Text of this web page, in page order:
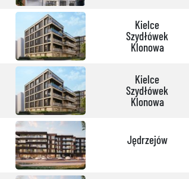
Kielce
Szydłówek
Klonowa
Kielce
Szydłówek
Klonowa
Jędrzejów